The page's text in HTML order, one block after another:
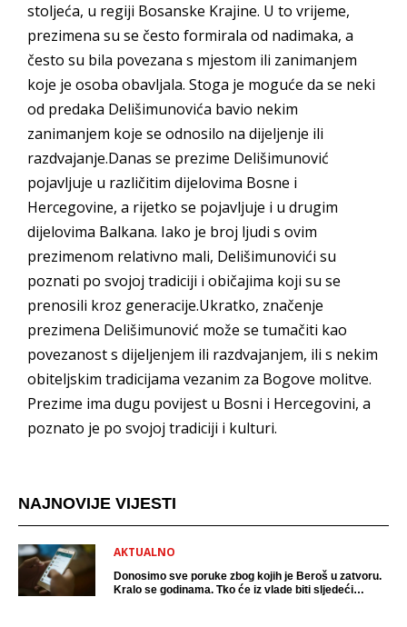
stoljeća, u regiji Bosanske Krajine. U to vrijeme,
prezimena su se često formirala od nadimaka, a
često su bila povezana s mjestom ili zanimanjem
koje je osoba obavljala. Stoga je moguće da se neki
od predaka Delišimunovića bavio nekim
zanimanjem koje se odnosilo na dijeljenje ili
razdvajanje.Danas se prezime Delišimunović
pojavljuje u različitim dijelovima Bosne i
Hercegovine, a rijetko se pojavljuje i u drugim
dijelovima Balkana. Iako je broj ljudi s ovim
prezimenom relativno mali, Delišimunovići su
poznati po svojoj tradiciji i običajima koji su se
prenosili kroz generacije.Ukratko, značenje
prezimena Delišimunović može se tumačiti kao
povezanost s dijeljenjem ili razdvajanjem, ili s nekim
obiteljskim tradicijama vezanim za Bogove molitve.
Prezime ima dugu povijest u Bosni i Hercegovini, a
poznato je po svojoj tradiciji i kulturi.
NAJNOVIJE VIJESTI
AKTUALNO
Donosimo sve poruke zbog kojih je Beroš u zatvoru.
Kralo se godinama. Tko će iz vlade biti sljedeći